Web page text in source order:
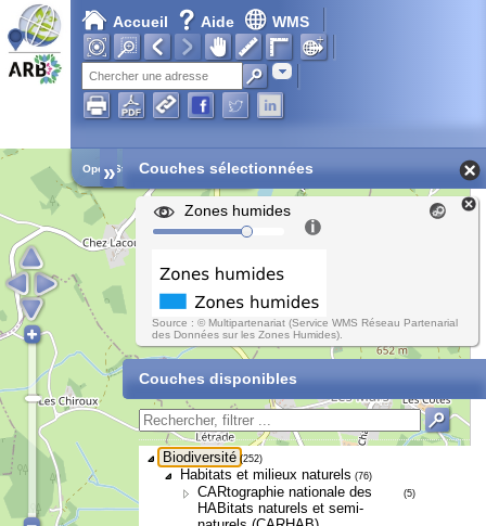
Accueil Aide WMS
Adresse
Open Street Map
» Couches sélectionnées
Zones humides
Source : © Multipartenariat (Service WMS Réseau Partenarial
des Données sur les Zones Humides).
Couches disponibles
Biodiversité (252)
Habitats et milieux naturels (76)
CARtographie nationale des
HABitats naturels et semi-
(5)